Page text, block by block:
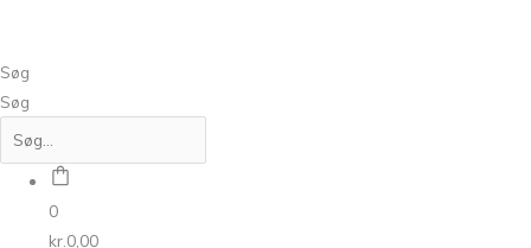
Søg
Søg
0
kr. 0,00